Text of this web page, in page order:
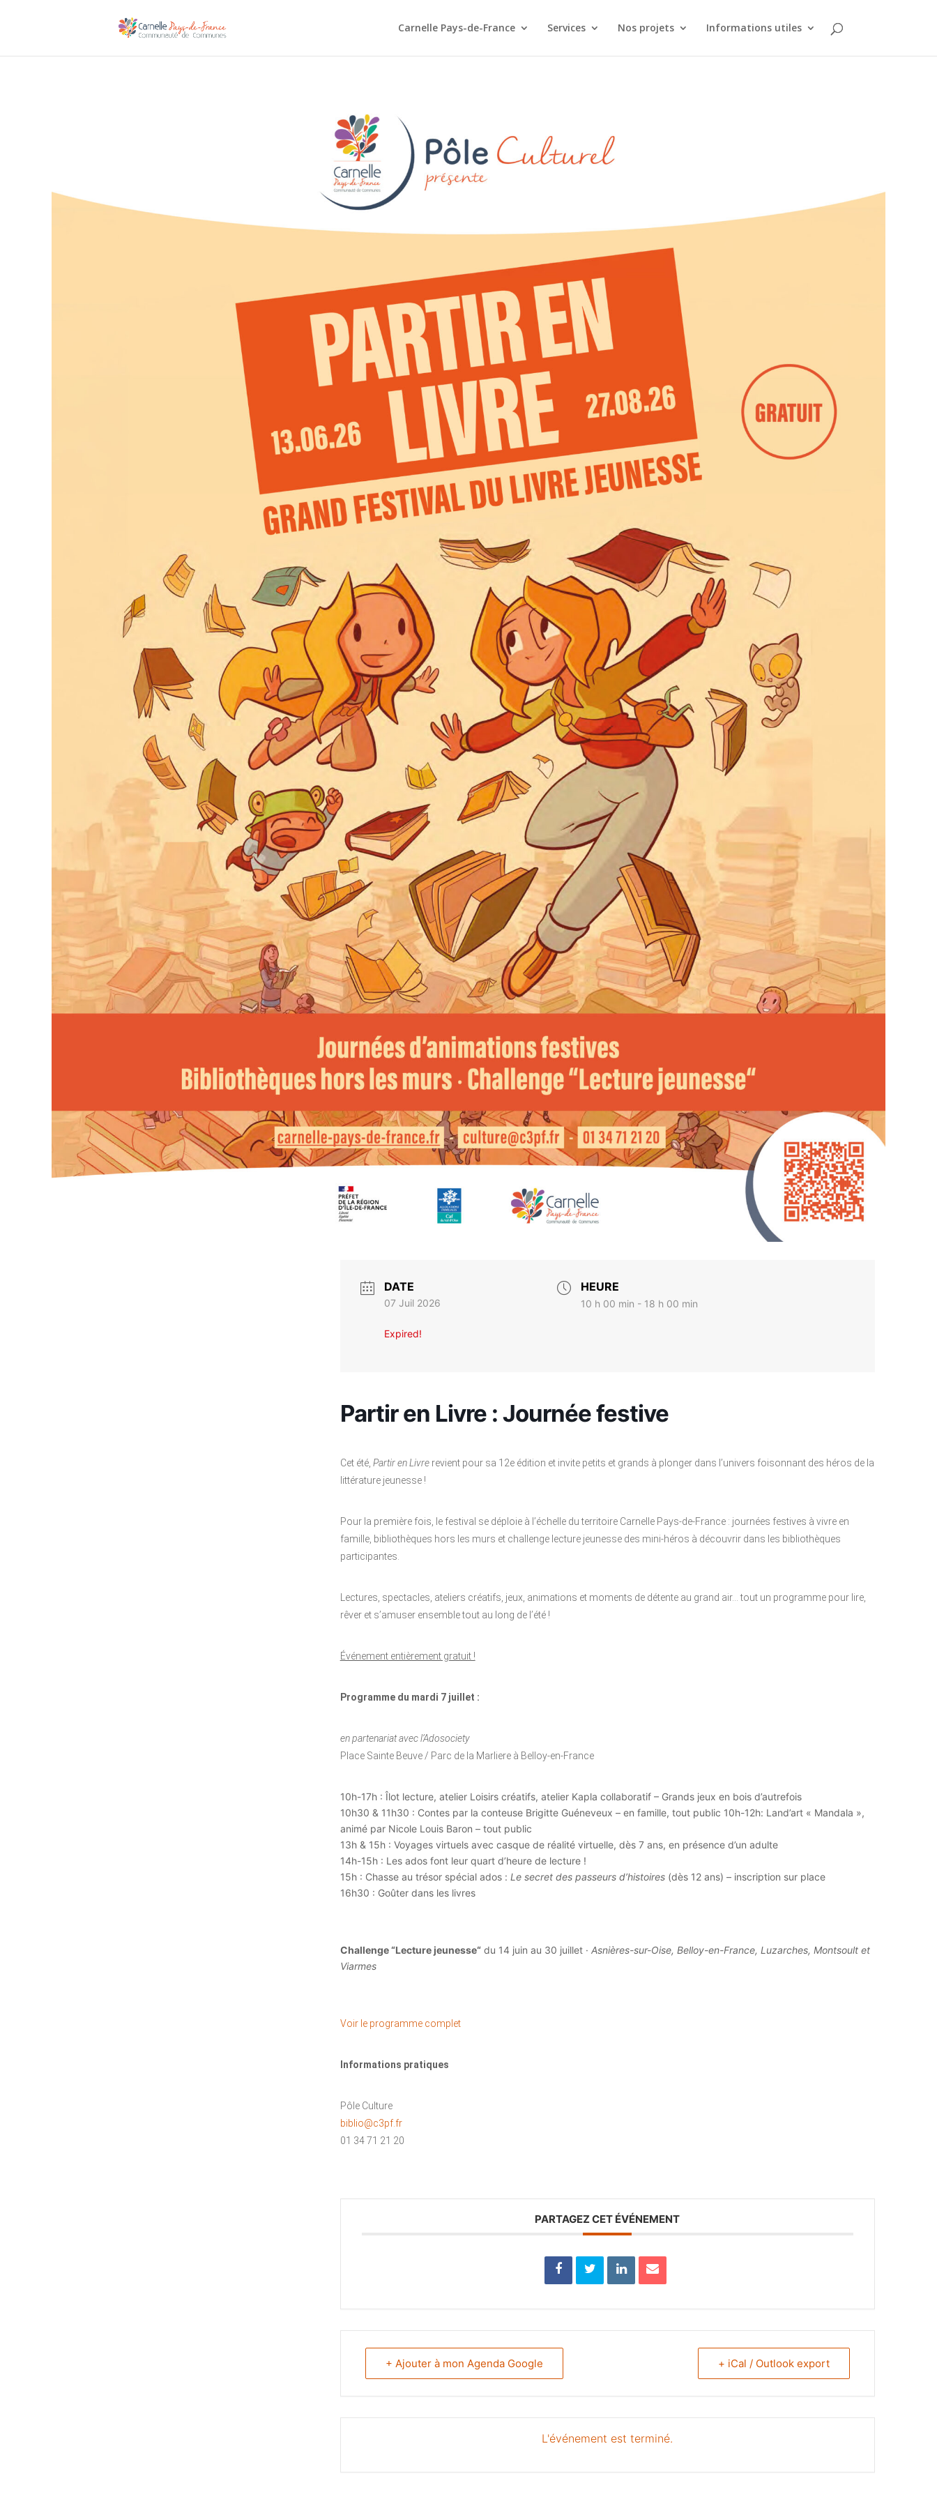
Carnelle Pays-de-France Services Nos projets Informations utiles
DATE
07 Juil 2026
Expired!
HEURE
10 h 00 min - 18 h 00 min
Partir en Livre : Journée festive
Cet été, Partir en Livrerevient pour sa 12e édition et invite petits et grands à plonger dans l’univers foisonnant des héros de la
littérature jeunesse !
Pour la première fois, le festival se déploie à l’échelle du territoire Carnelle Pays-de-France : journées festives à vivre en
famille, bibliothèques hors les murs et challenge lecture jeunesse des mini-héros à découvrir dans les bibliothèques
participantes.
Lectures, spectacles, ateliers créatifs, jeux, animations et moments de détente au grand air… tout un programme pour lire,
rêver et s’amuser ensemble tout au long de l’été !
Événement entièrement gratuit !
Programme du mardi 7 juillet :
en partenariat avec l’Adosociety
Place Sainte Beuve / Parc de la Marliere à Belloy-en-France
10h-17h : Îlot lecture, atelier Loisirs créatifs, atelier Kapla collaboratif – Grands jeux en bois d’autrefois
10h30 & 11h30 : Contes par la conteuse Brigitte Guéneveux – en famille, tout public 10h-12h: Land’art « Mandala »,
animé par Nicole Louis Baron – tout public
13h & 15h : Voyages virtuels avec casque de réalité virtuelle, dès 7 ans, en présence d’un adulte
14h-15h : Les ados font leur quart d’heure de lecture !
15h : Chasse au trésor spécial ados : Le secret des passeurs d’histoires(dès 12 ans) – inscription sur place
16h30 : Goûter dans les livres
Challenge “Lecture jeunesse“du 14 juin au 30 juillet · Asnières-sur-Oise, Belloy-en-France, Luzarches, Montsoult et
Viarmes
Voir le programme complet
Informations pratiques
Pôle Culture
biblio@c3pf.fr
01 34 71 21 20
PARTAGEZ CET ÉVÉNEMENT
+ Ajouter à mon Agenda Google + iCal / Outlook export
L'événement est terminé.